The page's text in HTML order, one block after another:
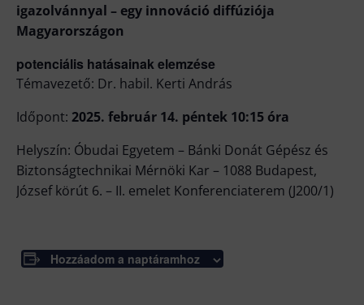
igazolvánnyal – egy innováció diffúziója
Magyarországon
potenciális hatásainak elemzése
Témavezető: Dr. habil. Kerti András
Időpont: 2025. február 14. péntek 10:15 óra
Helyszín: Óbudai Egyetem – Bánki Donát Gépész és
Biztonságtechnikai Mérnöki Kar – 1088 Budapest,
József körút 6. – II. emelet Konferenciaterem (J200/1)
Hozzáadom a naptáramhoz